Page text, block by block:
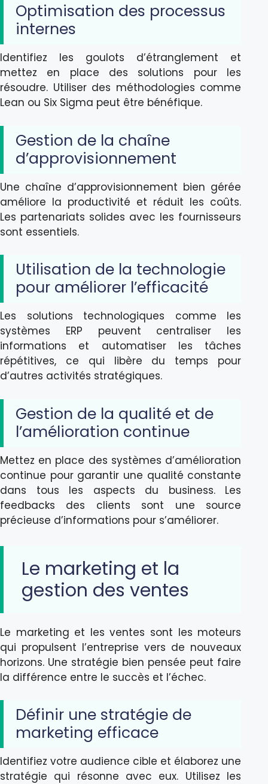
Optimisation des processus
internes
Identifiez les goulots d’étranglement et
mettez en place des solutions pour les
résoudre. Utiliser des méthodologies comme
Lean ou Six Sigma peut être bénéfique.
Gestion de la chaîne
d’approvisionnement
Une chaîne d’approvisionnement bien gérée
améliore la productivité et réduit les coûts.
Les partenariats solides avec les fournisseurs
sont essentiels.
Utilisation de la technologie
pour améliorer l’efficacité
Les solutions technologiques comme les
systèmes ERP peuvent centraliser les
informations et automatiser les tâches
répétitives, ce qui libère du temps pour
d’autres activités stratégiques.
Gestion de la qualité et de
l’amélioration continue
Mettez en place des systèmes d’amélioration
continue pour garantir une qualité constante
dans tous les aspects du business. Les
feedbacks des clients sont une source
précieuse d’informations pour s’améliorer.
Le marketing et la
gestion des ventes
Le marketing et les ventes sont les moteurs
qui propulsent l’entreprise vers de nouveaux
horizons. Une stratégie bien pensée peut faire
la différence entre le succès et l’échec.
Définir une stratégie de
marketing efficace
Identifiez votre audience cible et élaborez une
stratégie qui résonne avec eux. Utilisez les